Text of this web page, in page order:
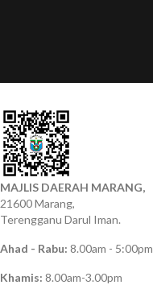
MAJLIS DAERAH MARANG,
21600 Marang,
Terengganu Darul Iman.
Ahad - Rabu: 8.00am - 5:00pm
Khamis: 8.00am-3.00pm